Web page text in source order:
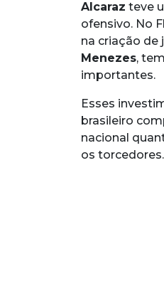
Alcaraz teve
ofensivo. No
na criação de
Menezes,
importantes.
Esses
brasileiro
nacional
os torcedores.